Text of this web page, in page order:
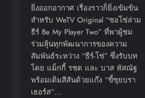
ยิ่งออกอากาศ เรื่องราวก็ยิ่งเข้มข้น
สำหรับ WeTV Original “ซอโซ่ล่าม
ธีร์ Be My Player Two” ที่พาผู้ชม
ร่วมลุ้นทุกพัฒนาการของความ
สัมพันธ์ระหว่าง “ธีร์-โซ่” ซึ่งรับบท
โดย แม็กกี้ รชต และ บาส หัสณัฐ
พร้อมเติมสีสันด้วยแก๊ง “ขี้ซุยบรา
เธอร์ส”…